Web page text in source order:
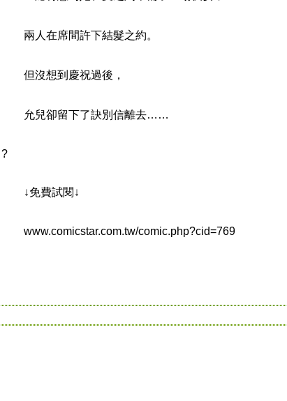
兩人在席間許下結髮之約。
但沒想到慶祝過後，
允兒卻留下了訣別信離去……
?
↓免費試閱↓
www.comicstar.com.tw/comic.php?cid=769